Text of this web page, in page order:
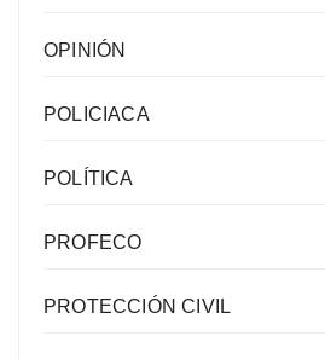
OPINIÓN
POLICIACA
POLÍTICA
PROFECO
PROTECCIÓN CIVIL